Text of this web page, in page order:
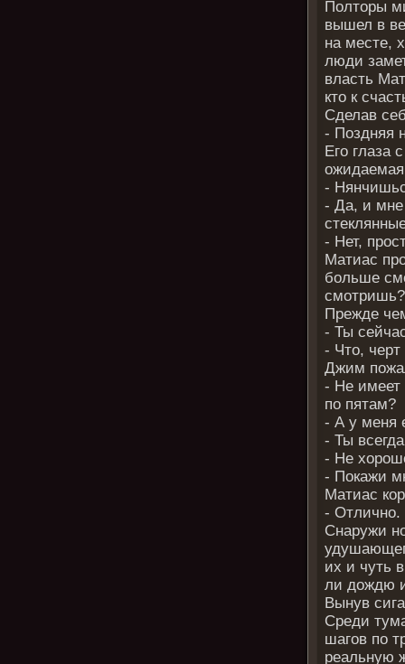
Полторы
вышел в
на месте,
люди
власть
кто к
Сделав
- Поздняя
Его глаза
-
- Да, и мне
- Нет,
Матиас
больше
смотришь?
Прежде
- Ты
- Что,
Джим
- Не имеет
по пятам?
- А у меня
- Ты
- Не
- Покажи
Матиас
- Отлично.
Снаружи
их и чуть
ли дождю
Вынув
Среди
шагов по
реальную